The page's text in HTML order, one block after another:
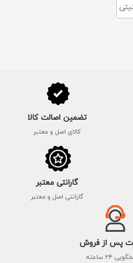
تضمین اصالت کالا
کالای اصل و معتبر
گارانتی معتبر
گارانتی اصل و معتبر
پس از فروش
24 ساعته